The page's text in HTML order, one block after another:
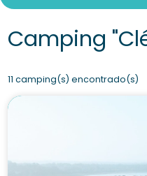
Camping
11 camping(s) encontrado(s)